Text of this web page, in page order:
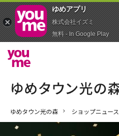
ゆめタウン光の森 ショップニュース
ゆめアプ‪リ‬
株式会社イズミ
無料 - In Google Play